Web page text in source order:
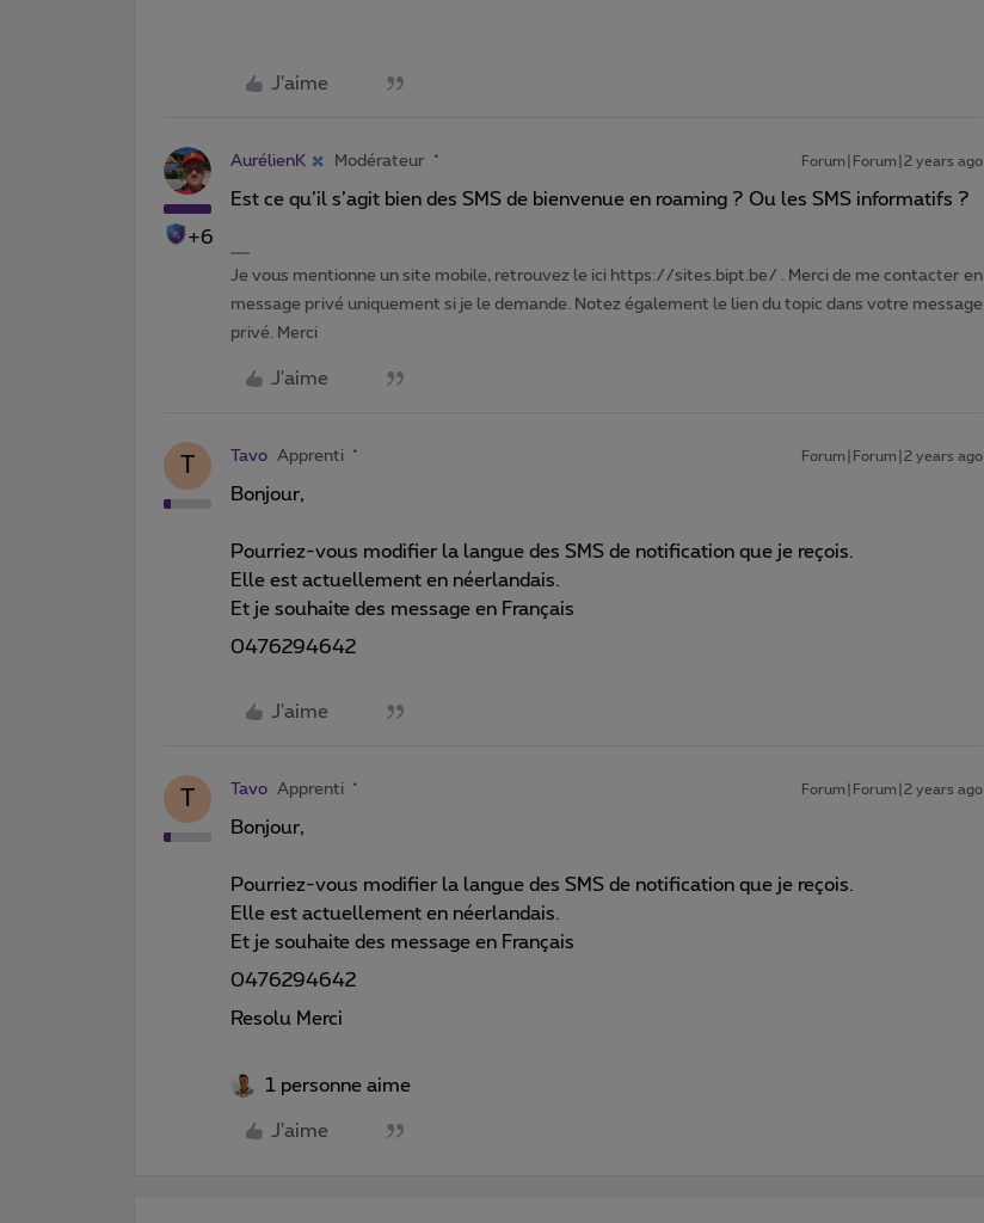
J'aime
+6
AurélienK Modérateur Forum|Forum|2 years ago
Est ce qu’il s’agit bien des SMS de bienvenue en roaming ? Ou les SMS informatifs ?
Je vous mentionne un site mobile, retrouvez le ici https://sites.bipt.be/ . Merci de me contacter en
message privé uniquement si je le demande. Notez également le lien du topic dans votre message
privé. Merci
J'aime
T Tavo Apprenti Forum|Forum|2 years ago
Bonjour,
Pourriez-vous modifier la langue des SMS de notification que je reçois.
Elle est actuellement en néerlandais.
Et je souhaite des message en Français
0476294642
J'aime
T Tavo Apprenti Forum|Forum|2 years ago
Bonjour,
Pourriez-vous modifier la langue des SMS de notification que je reçois.
Elle est actuellement en néerlandais.
Et je souhaite des message en Français
0476294642
Resolu Merci
1 personne aime
J'aime